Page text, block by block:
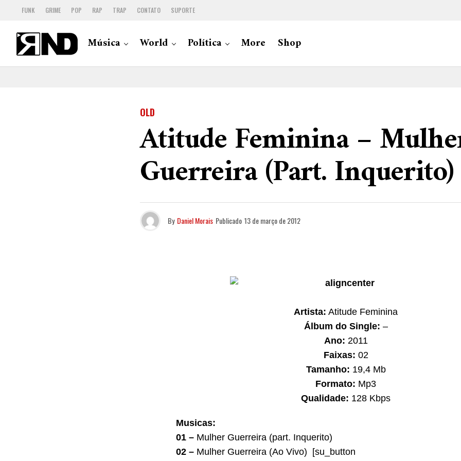
FUNK GRIME POP RAP TRAP CONTATO SUPORTE
Música World Política More Shop
OLD
Atitude Feminina –
Guerreira (Part. Inquerito)
By Daniel Morais Publicado 13 de março de 2012
Artista: Atitude Feminina
Álbum do Single: –
Ano: 2011
Faixas: 02
Tamanho: 19,4 Mb
Formato: Mp3
Qualidade: 128 Kbps
Musicas:
01 – Mulher Guerreira (part. Inquerito)
02 – Mulher Guerreira (Ao Vivo) [su_button